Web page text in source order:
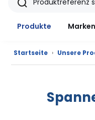
CAD/3D
Suche
Produkte
Marken
Startseite › Unsere